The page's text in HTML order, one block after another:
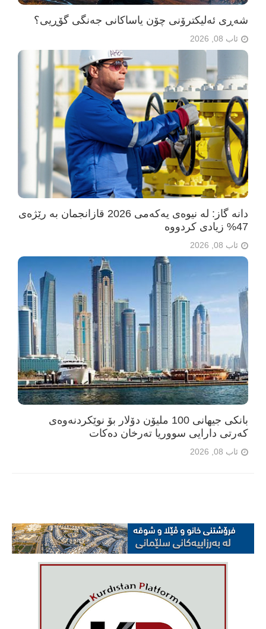
شەڕی ئەلیکترۆنی چۆن یاساکانی جەنگی گۆڕیی؟
ئاب 08, 2026
دانە گاز: لە نیوەی یەکەمی 2026 قازانجمان بە رێژەی
47% زیادی کردووە
ئاب 08, 2026
بانکی جیهانی 100 ملیۆن دۆلار بۆ نوێکردنەوەی
کەرتی دارایی سووریا تەرخان دەکات
ئاب 08, 2026